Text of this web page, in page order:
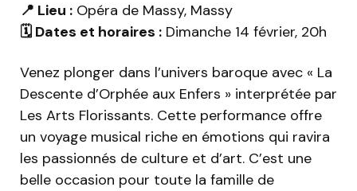
📍 Lieu : Opéra de Massy, Massy
🗓️ Dates et horaires : Dimanche 14 février, 20h
Venez plonger dans l’univers baroque avec « La
Descente d’Orphée aux Enfers » interprétée par
Les Arts Florissants. Cette performance offre
un voyage musical riche en émotions qui ravira
les passionnés de culture et d’art. C’est une
belle occasion pour toute la famille de